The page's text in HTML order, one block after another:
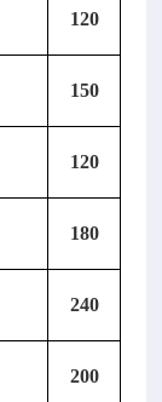
120
150
120
180
240
200